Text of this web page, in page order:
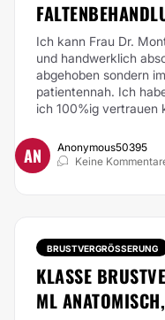
Ich kann Frau Dr.
und handwerklich
abgehoben sondern
patientennah. Ich
ich 100%ig vertrauen
AN
Anonymous50395
Keine
BRUSTVERGRÖSSERUNG
KLASSE
L